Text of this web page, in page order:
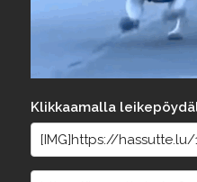
Klikkaamalla